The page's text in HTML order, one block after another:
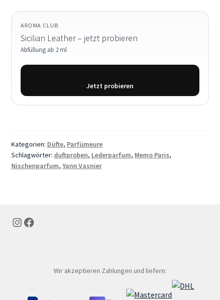
AROMA CLUB
Sicilian Leather – jetzt probieren
Abfüllung ab 2 ml
Jetzt probieren
Kategorien: Düfte, Parfümeure
Schlagwörter: duftproben, Lederparfum, Memo Paris,
Nischenparfum, Yann Vasnier
Instagram
Facebook
Wir akzeptieren Zahlungen und liefern: